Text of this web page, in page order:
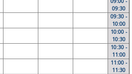
09:30
09:30 -
10:00
10:00 -
10:30
10:30 -
11:00
11:00 -
11:30